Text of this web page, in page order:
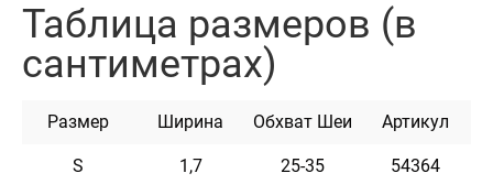
подбит слоем более мягкой и тонкой цветной кожи.
Ошейник также украшен ярким цветным плетением в
красиво, контрастно и привлекает внимание своим
необычным дизайном.Такой ошейник укомплектован
Таблица размеров (в
сантиметрах)
Размер Ширина Обхват Шеи Артикул
S 1,7 25-35 54364